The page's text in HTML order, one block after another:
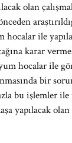
olan
ile
karar
hocalar ile
bir
bu işlemler
yapılacak